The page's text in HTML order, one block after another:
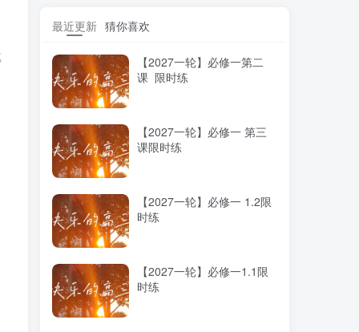
最近更新 猜你喜欢
【2027一轮】必修一第二
课 限时练
【2027一轮】必修一 第三
课限时练
【2027一轮】必修一 1.2限
时练
【2027一轮】必修一1.1限
时练